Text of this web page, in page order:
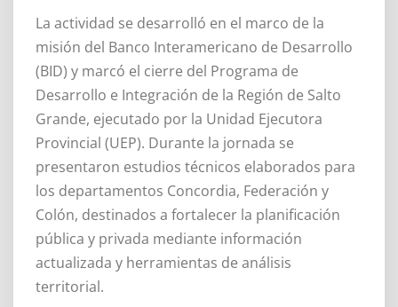
La actividad se desarrolló en el marco de la
misión del Banco Interamericano de Desarrollo
(BID) y marcó el cierre del Programa de
Desarrollo e Integración de la Región de Salto
Grande, ejecutado por la Unidad Ejecutora
Provincial (UEP). Durante la jornada se
presentaron estudios técnicos elaborados para
los departamentos Concordia, Federación y
Colón, destinados a fortalecer la planificación
pública y privada mediante información
actualizada y herramientas de análisis
territorial.